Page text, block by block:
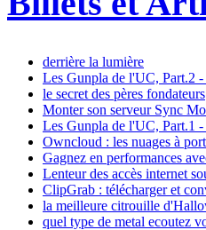
derrière la lumière
Les Gunpla de l'UC, Part.2
le secret des pères fondateurs
Monter son serveur Sync
Les Gunpla de l'UC, Part.1
Owncloud : les nuages à
Gagnez en performances
Lenteur des accès internet
ClipGrab : télécharger et
la meilleure citrouille
quel type de metal ecoutez